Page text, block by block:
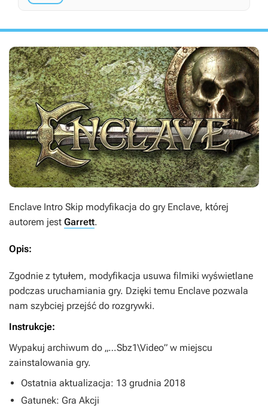
Enclave Intro Skip modyfikacja do gry Enclave, której
autorem jest Garrett.
Opis:
Zgodnie z tytułem, modyfikacja usuwa filmiki wyświetlane
podczas uruchamiania gry. Dzięki temu Enclave pozwala
nam szybciej przejść do rozgrywki.
Instrukcje:
Wypakuj archiwum do „…Sbz1\Video” w miejscu
zainstalowania gry.
Ostatnia aktualizacja: 13 grudnia 2018
Gatunek: Gra Akcji